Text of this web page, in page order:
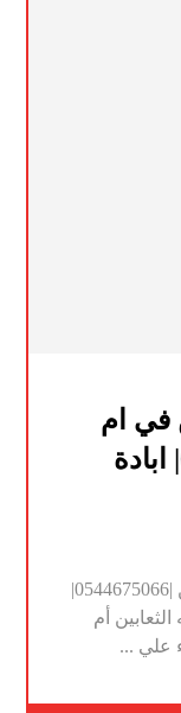
في ام
القيوين |0544675066| ابادة
شركة مكافحة الثعابين في ام القيوين |0544675066|
أم
علي ...